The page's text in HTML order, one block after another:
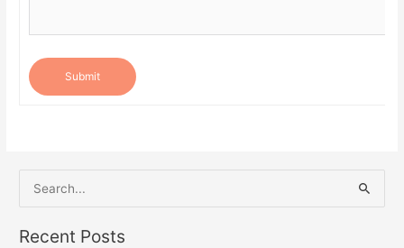
Submit
e
a
Recent Posts